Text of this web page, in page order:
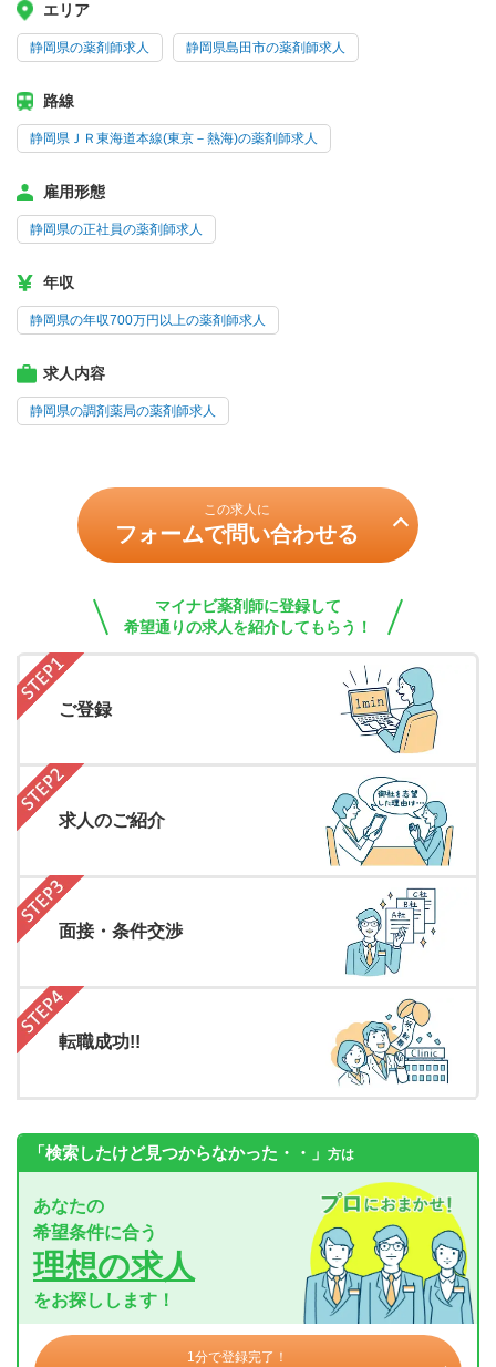
エリア
静岡県の薬剤師求人 静岡県島田市の薬剤師求人
路線
静岡県ＪＲ東海道本線(東京－熱海)の薬剤師求人
雇用形態
静岡県の正社員の薬剤師求人
年収
静岡県の年収700万円以上の薬剤師求人
求人内容
静岡県の調剤薬局の薬剤師求人
この求人に
フォームで問い合わせる
マイナビ薬剤師に登録して
希望通りの求人を紹介してもらう！
ご登録
求人のご紹介
面接・条件交渉
転職成功!!
「検索したけど見つからなかった・・」 方は
あなたの
希望条件に合う
理想の求人
をお探しします！
1分で登録完了！